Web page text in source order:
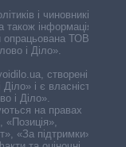
і чиновників,
інформація про
опрацьована ТОВ «ІА
і Діло».
створені ГО
і є власністю
і Діло».
на правах
«За підтримки».